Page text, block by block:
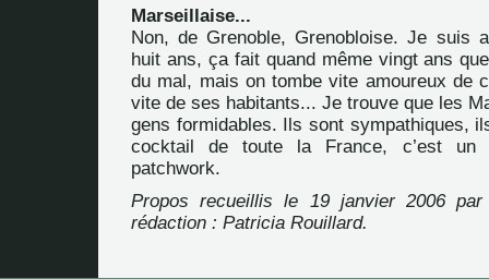
Marseillaise...
Non, de Grenoble, Grenobloise. Je suis
huit ans, ça fait quand même vingt ans
du mal, mais on tombe vite amoureux de
vite de ses habitants... Je trouve que les
gens formidables. Ils sont sympathiques,
cocktail de toute la France, c’est un
patchwork.
Propos recueillis le 19 janvier 2006
rédaction : Patricia Rouillard.